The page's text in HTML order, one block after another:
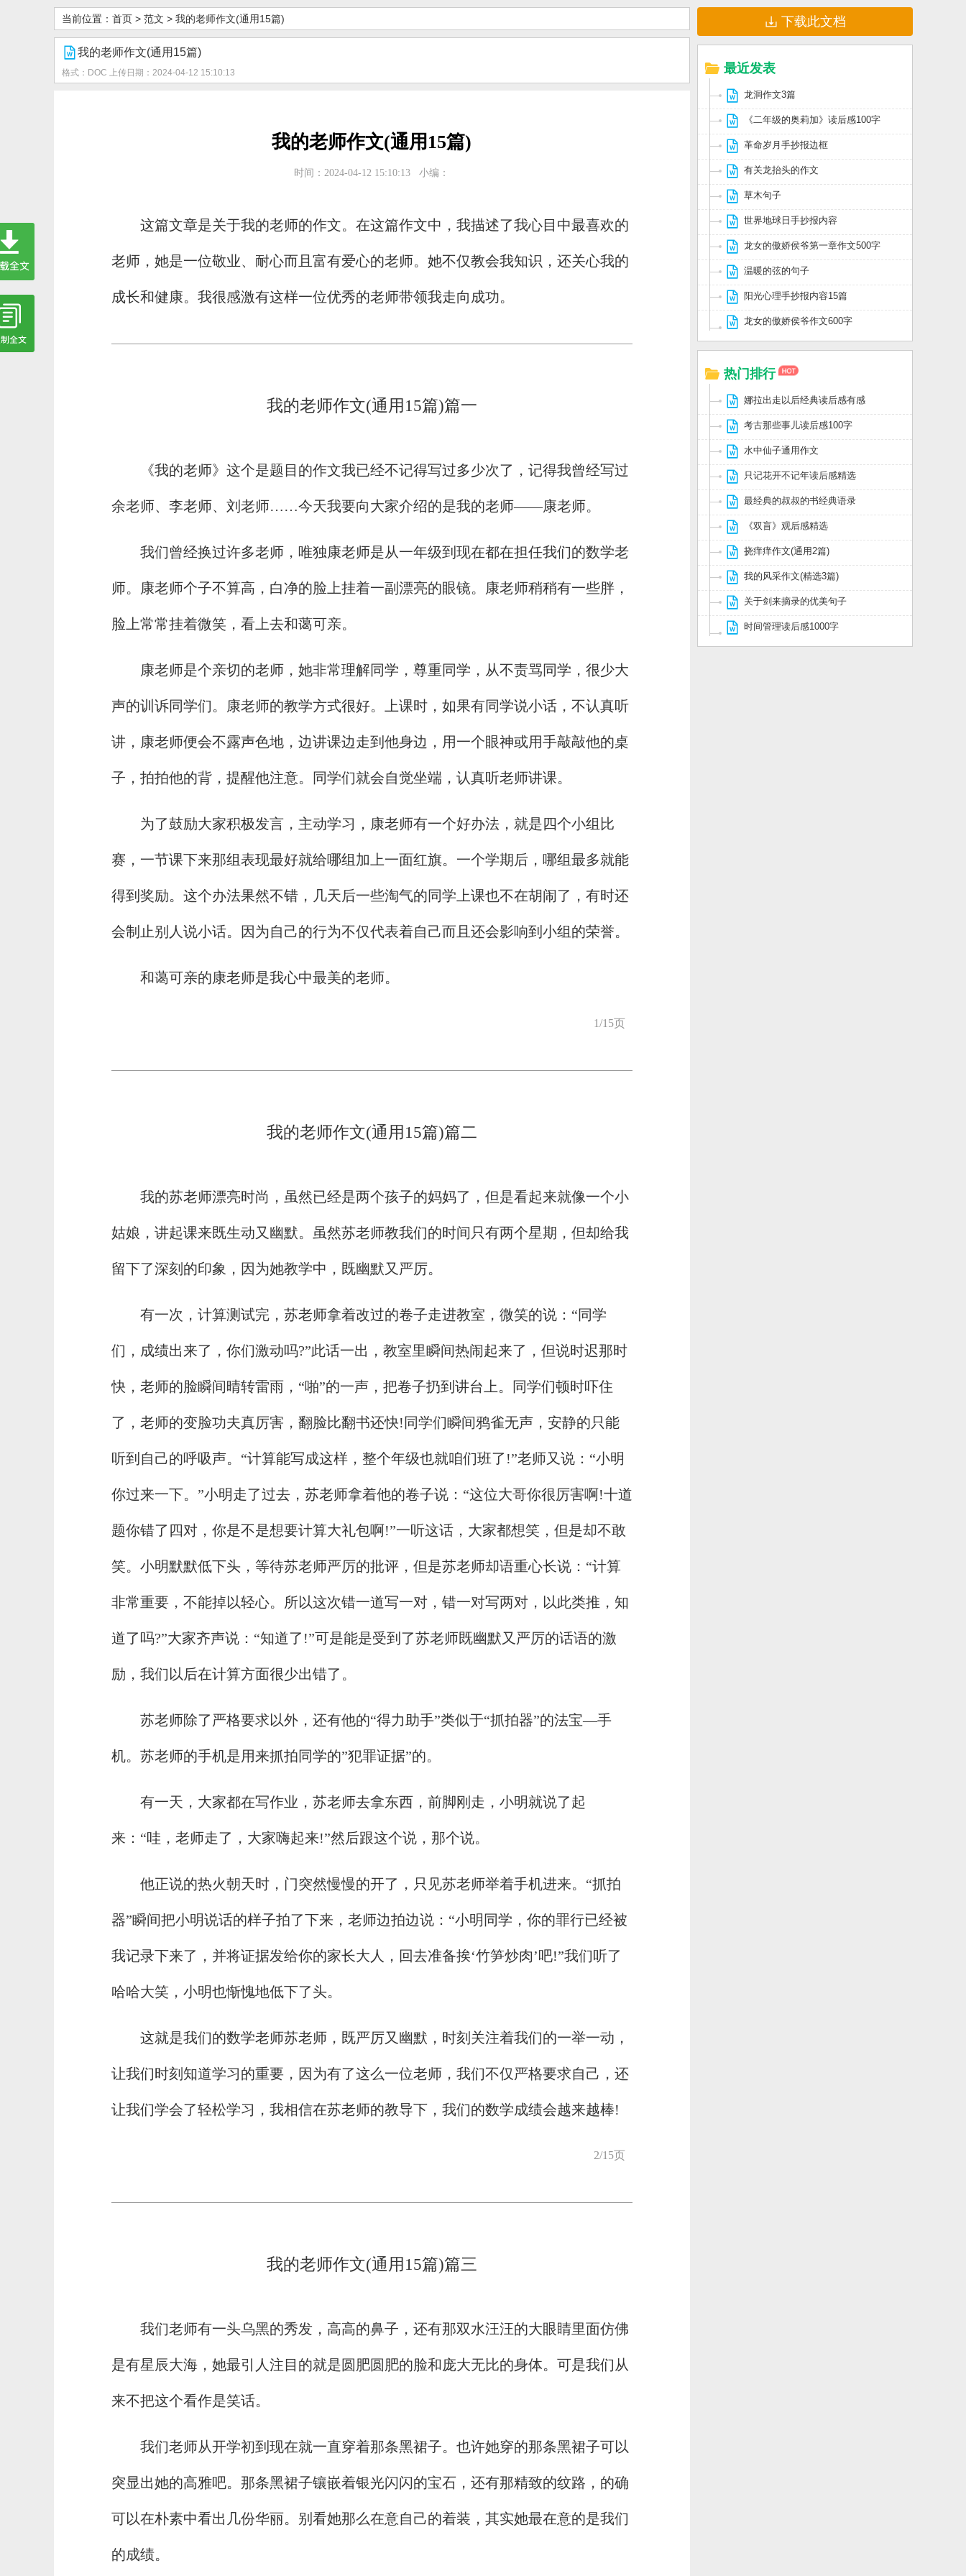
当前位置： 首页> 范文 > 我的老师作文(通用15篇)
我的老师作文(通用15篇)
格式：DOC 上传日期：2024-04-12 15:10:13
我的老师作文(通用15篇)
时间：2024-04-12 15:10:13 小编：
这篇文章是关于我的老师的作文。在这篇作文中，我描述了我心目中最喜欢的
老师，她是一位敬业、耐心而且富有爱心的老师。她不仅教会我知识，还关心我的
成长和健康。我很感激有这样一位优秀的老师带领我走向成功。
我的老师作文(通用15篇)篇一
《我的老师》这个是题目的作文我已经不记得写过多少次了，记得我曾经写过
余老师、李老师、刘老师……今天我要向大家介绍的是我的老师——康老师。
我们曾经换过许多老师，唯独康老师是从一年级到现在都在担任我们的数学老
师。康老师个子不算高，白净的脸上挂着一副漂亮的眼镜。康老师稍稍有一些胖，
脸上常常挂着微笑，看上去和蔼可亲。
康老师是个亲切的老师，她非常理解同学，尊重同学，从不责骂同学，很少大
声的训诉同学们。康老师的教学方式很好。上课时，如果有同学说小话，不认真听
讲，康老师便会不露声色地，边讲课边走到他身边，用一个眼神或用手敲敲他的桌
子，拍拍他的背，提醒他注意。同学们就会自觉坐端，认真听老师讲课。
为了鼓励大家积极发言，主动学习，康老师有一个好办法，就是四个小组比
赛，一节课下来那组表现最好就给哪组加上一面红旗。一个学期后，哪组最多就能
得到奖励。这个办法果然不错，几天后一些淘气的同学上课也不在胡闹了，有时还
会制止别人说小话。因为自己的行为不仅代表着自己而且还会影响到小组的荣誉。
和蔼可亲的康老师是我心中最美的老师。
1/15页
我的老师作文(通用15篇)篇二
我的苏老师漂亮时尚，虽然已经是两个孩子的妈妈了，但是看起来就像一个小
姑娘，讲起课来既生动又幽默。虽然苏老师教我们的时间只有两个星期，但却给我
留下了深刻的印象，因为她教学中，既幽默又严厉。
有一次，计算测试完，苏老师拿着改过的卷子走进教室，微笑的说：“同学
们，成绩出来了，你们激动吗?”此话一出，教室里瞬间热闹起来了，但说时迟那时
快，老师的脸瞬间晴转雷雨，“啪”的一声，把卷子扔到讲台上。同学们顿时吓住
了，老师的变脸功夫真厉害，翻脸比翻书还快!同学们瞬间鸦雀无声，安静的只能
听到自己的呼吸声。“计算能写成这样，整个年级也就咱们班了!”老师又说：“小明
你过来一下。”小明走了过去，苏老师拿着他的卷子说：“这位大哥你很厉害啊!十道
题你错了四对，你是不是想要计算大礼包啊!”一听这话，大家都想笑，但是却不敢
笑。小明默默低下头，等待苏老师严厉的批评，但是苏老师却语重心长说：“计算
非常重要，不能掉以轻心。所以这次错一道写一对，错一对写两对，以此类推，知
道了吗?”大家齐声说：“知道了!”可是能是受到了苏老师既幽默又严厉的话语的激
励，我们以后在计算方面很少出错了。
苏老师除了严格要求以外，还有他的“得力助手”类似于“抓拍器”的法宝—手
机。苏老师的手机是用来抓拍同学的”犯罪证据”的。
有一天，大家都在写作业，苏老师去拿东西，前脚刚走，小明就说了起
来：“哇，老师走了，大家嗨起来!”然后跟这个说，那个说。
他正说的热火朝天时，门突然慢慢的开了，只见苏老师举着手机进来。“抓拍
器”瞬间把小明说话的样子拍了下来，老师边拍边说：“小明同学，你的罪行已经被
我记录下来了，并将证据发给你的家长大人，回去准备挨‘竹笋炒肉’吧!”我们听了
哈哈大笑，小明也惭愧地低下了头。
这就是我们的数学老师苏老师，既严厉又幽默，时刻关注着我们的一举一动，
让我们时刻知道学习的重要，因为有了这么一位老师，我们不仅严格要求自己，还
让我们学会了轻松学习，我相信在苏老师的教导下，我们的数学成绩会越来越棒!
2/15页
我的老师作文(通用15篇)篇三
我们老师有一头乌黑的秀发，高高的鼻子，还有那双水汪汪的大眼睛里面仿佛
是有星辰大海，她最引人注目的就是圆肥圆肥的脸和庞大无比的身体。可是我们从
来不把这个看作是笑话。
我们老师从开学初到现在就一直穿着那条黑裙子。也许她穿的那条黑裙子可以
突显出她的高雅吧。那条黑裙子镶嵌着银光闪闪的宝石，还有那精致的纹路，的确
可以在朴素中看出几份华丽。别看她那么在意自己的着装，其实她最在意的是我们
的成绩。
下载此文档
最近发表
龙洞作文3篇
《二年级的奥莉加》读后感100字
革命岁月手抄报边框
有关龙抬头的作文
草木句子
世界地球日手抄报内容
龙女的傲娇侯爷第一章作文500字
温暖的弦的句子
阳光心理手抄报内容15篇
龙女的傲娇侯爷作文600字
热门排行
娜拉出走以后经典读后感有感
考古那些事儿读后感100字
水中仙子通用作文
只记花开不记年读后感精选
最经典的叔叔的书经典语录
《双盲》观后感精选
挠痒痒作文(通用2篇)
我的风采作文(精选3篇)
关于剑来摘录的优美句子
时间管理读后感1000字